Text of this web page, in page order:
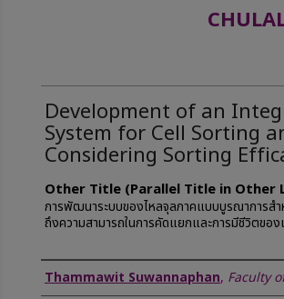
Development of an
System for Cell Sorting
Considering Sorting
Other Title (Parallel Title in Other
การพัฒนาระบบของไหลจุลภาคแบบบูรณาการส
ถึงความสามารถในการคัดแยกและการมีชีวิตของ
Author
Thammawit Suwannaphan, Faculty